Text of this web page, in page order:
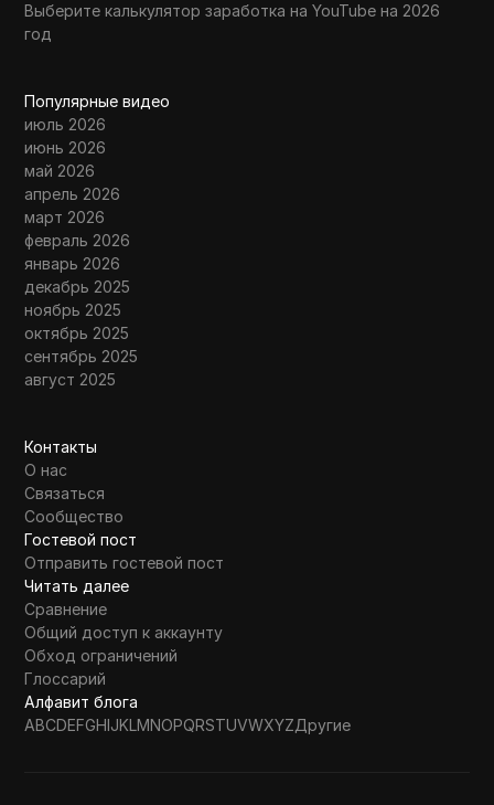
Выберите калькулятор заработка на YouTube на 2026
год
Популярные видео
июль 2026
июнь 2026
май 2026
апрель 2026
март 2026
февраль 2026
январь 2026
декабрь 2025
ноябрь 2025
октябрь 2025
сентябрь 2025
август 2025
Контакты
О нас
Связаться
Сообщество
Гостевой пост
Отправить гостевой пост
Читать далее
Сравнение
Общий доступ к аккаунту
Обход ограничений
Глоссарий
Алфавит блога
ABCDEFGHIJKLMNOPQRSTUVWXYZДругие